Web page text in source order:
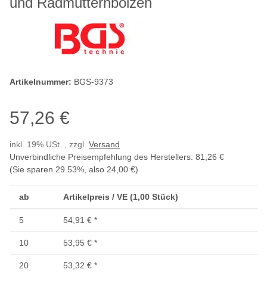
Artikelnummer: BGS-9373
57,26 €
inkl. 19% USt. , zzgl. Versand
Unverbindliche Preisempfehlung des Herstellers: 81,26 €
(Sie sparen 29.53% , also 24,00 €)
ab Artikelpreis / VE (1,00 Stück)
5 54,91 € *
10 53,95 € *
20 53,32 € *